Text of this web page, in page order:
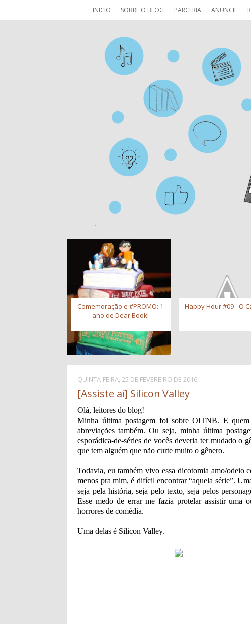
INICIO SOBRE O BLOG PARCERIA ANUNCIE
Comemoração e #PROMO: 1
ano de Dear Book!
Happy Hour #09 - O
QUINTA-FEIRA, 25 DE FEVEREIRO DE 2016
[Assiste aí] Silicon Valley
Olá, leitores do blog!
Minha última postagem foi sobre OITNB. E
abreviações também. Ou seja, minha última
esporádica-de-séries de vocês deveria ter mudado o
que tem alguém que não curte muito o gênero.
Todavia, eu também vivo essa dicotomia amo/odeio
menos pra mim, é difícil encontrar “aquela série”.
seja pela história, seja pelo texto, seja pelos
Esse medo de errar me fazia protelar assistir
horrores de comédia.
Uma delas é Silicon Valley.